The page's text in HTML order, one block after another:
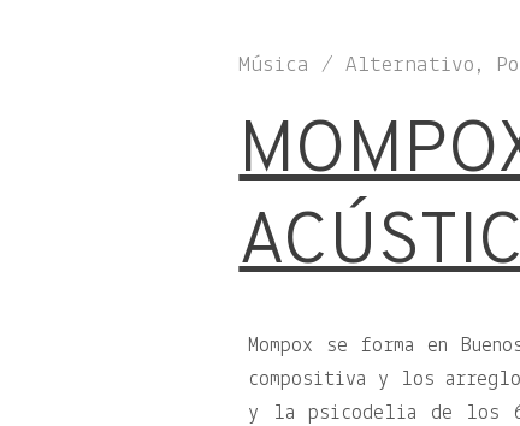
Música / Alternativo,
Mompox se forma en
compositiva y los
y la psicodelia de los